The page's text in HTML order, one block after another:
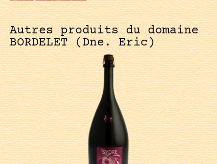
Autres produits du domaine
BORDELET (Dne. Eric)